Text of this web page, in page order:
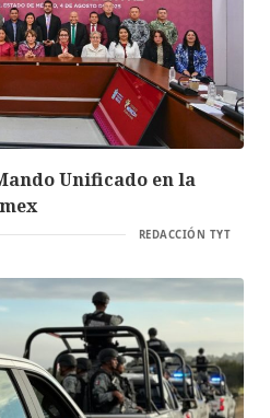
Unificado en la
REDACCIÓN TYT